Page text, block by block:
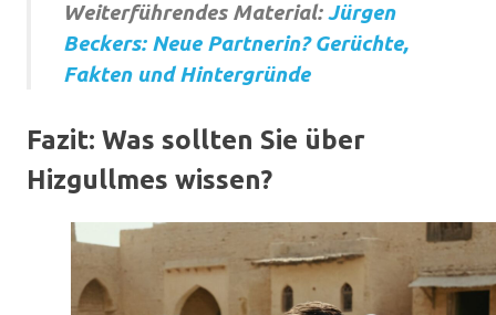
Weiterführendes Material:Jürgen
Beckers: Neue Partnerin? Gerüchte,
Fakten und Hintergründe
Fazit: Was sollten Sie über
Hizgullmes wissen?